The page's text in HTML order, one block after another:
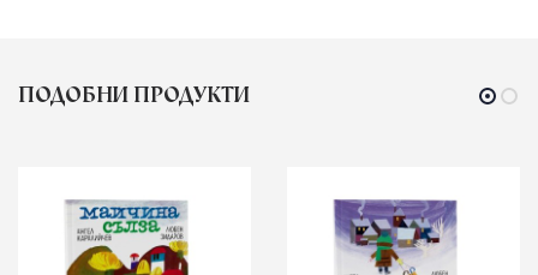
ПОДОБНИ ПРОДУКТИ